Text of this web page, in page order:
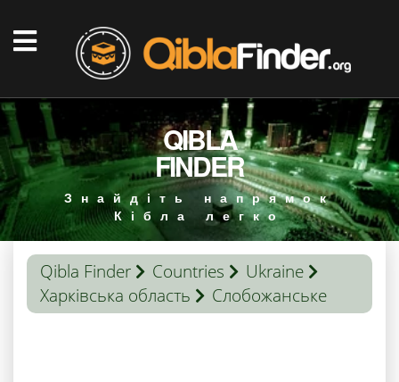
QIBLA
FINDER
Знайдіть напрямок
Кібла легко
Qibla Finder Countries
Ukraine
Харківська область
Слобожанське